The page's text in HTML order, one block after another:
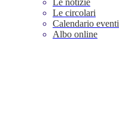
Le notizie
Le circolari
Calendario eventi
Albo online